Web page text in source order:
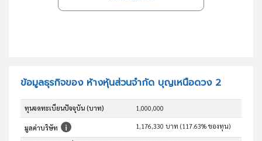
ข้อมูลธุรกิจของ ห้างหุ้นส่วนจำกัด บุญเหนือดวง 2
ทุนจดทะเบียนปัจจุบัน (บาท) 1,000,000
มูลค่าบริษัท 1,176,330 บาท (117.63% ของทุน)